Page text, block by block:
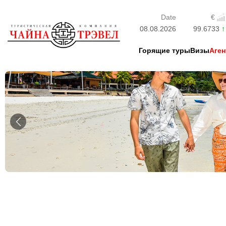
Date
€
08.08.2026
99.6733
Горящие турыВизы